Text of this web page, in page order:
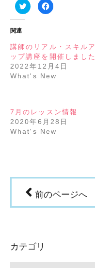
ク
リ
で
共
有
(新
し
い
ウ
で
開
き
ま
す)
Facebook
で
は
ク
リ
ッ
ク
し
て
(新
し
い
ィ
す)
関連
講師のリアル・スキルア
ップ講座を開催しました
2022年12月4日
What's New
7月のレッスン情報
2020年6月28日
What's New
前のページへ
カテゴリ